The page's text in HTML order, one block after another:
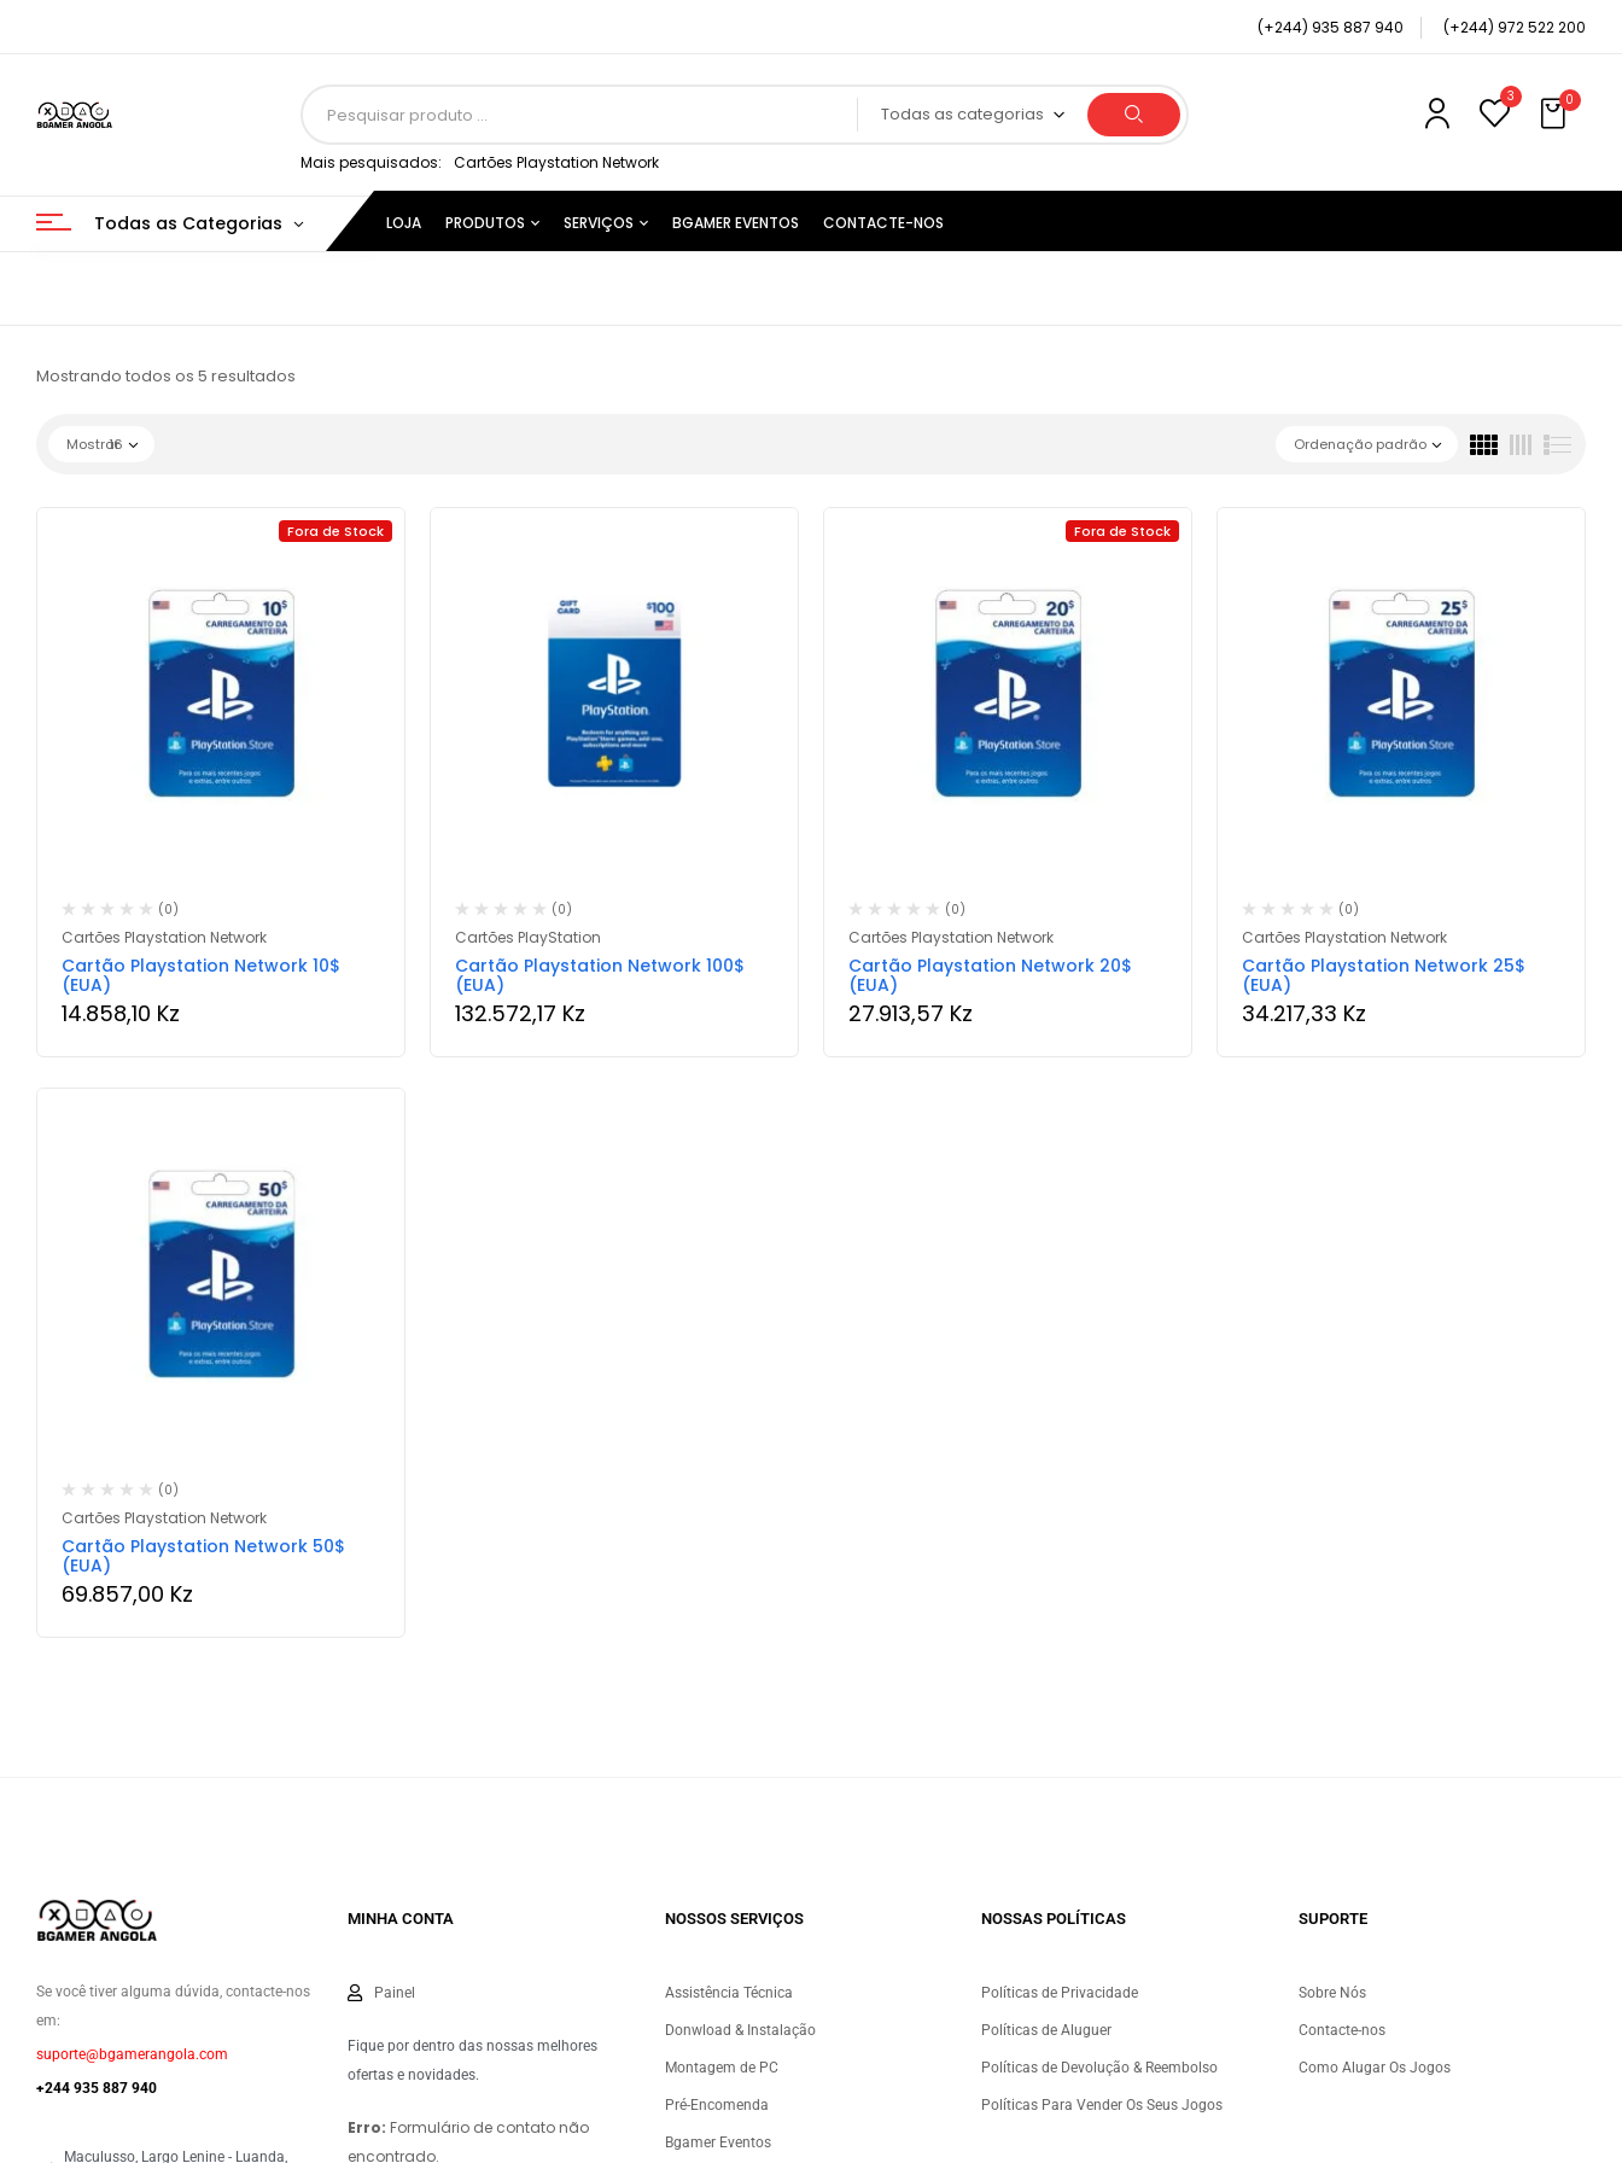
(+244) 935 887 940 (+244) 972 522 200
Todas as categorias
Mais pesquisados: Cartões Playstation Network
3 0
Todas as Categorias LOJA PRODUTOS SERVIÇOS BGAMER EVENTOS CONTACTE-NOS
Mostrando todos os 5 resultados
Ordenação padrão
Mostrar
16
Fora de Stock
(0)
Cartões Playstation Network
Cartão Playstation Network 10$
(EUA)
14.858,10 Kz
(0)
Cartões PlayStation
Cartão Playstation Network 100$
(EUA)
132.572,17 Kz
Fora de Stock
(0)
Cartões Playstation Network
Cartão Playstation Network 20$
(EUA)
27.913,57 Kz
(0)
Cartões Playstation Network
Cartão Playstation Network 25$
(EUA)
34.217,33 Kz
(0)
Cartões Playstation Network
Cartão Playstation Network 50$
(EUA)
69.857,00 Kz
Se você tiver alguma dúvida, contacte-nos
em:
suporte@bgamerangola.com
+244 935 887 940
Maculusso, Largo Lenine - Luanda,
MINHA CONTA
Painel
Fique por dentro das nossas melhores
ofertas e novidades.
Erro: Formulário de contato não
encontrado.
NOSSOS SERVIÇOS​
Assistência Técnica
Donwload & Instalação
Montagem de PC
Pré-Encomenda
Bgamer Eventos
NOSSAS POLÍTICAS
Políticas de Privacidade
Políticas de Aluguer
Políticas de Devolução & Reembolso
Políticas Para Vender Os Seus Jogos
SUPORTE
Sobre Nós
Contacte-nos
Como Alugar Os Jogos